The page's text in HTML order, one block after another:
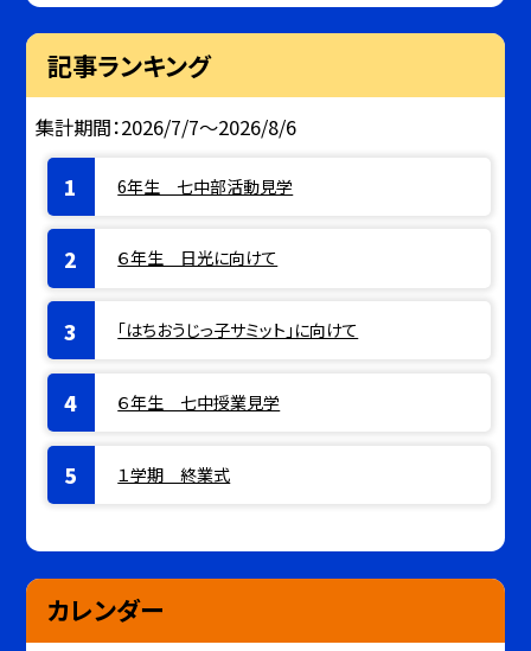
記事ランキング
集計期間：2026/7/7～2026/8/6
6年生 七中部活動見学
６年生 日光に向けて
「はちおうじっ子サミット」に向けて
６年生 七中授業見学
１学期 終業式
カレンダー